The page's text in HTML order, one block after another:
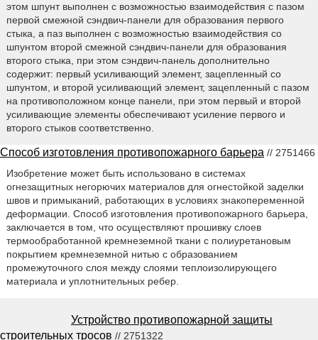
этом шпунт выполнен с возможностью взаимодействия с пазом
первой смежной сэндвич-панели для образования первого
стыка, а паз выполнен с возможностью взаимодействия со
шпунтом второй смежной сэндвич-панели для образования
второго стыка, при этом сэндвич-панель дополнительно
содержит: первый усиливающий элемент, зацепленный со
шпунтом, и второй усиливающий элемент, зацепленный с пазом
на противоположном конце панели, при этом первый и второй
усиливающие элементы обеспечивают усиление первого и
второго стыков соответственно.
Способ изготовления противопожарного барьера // 2751466
Изобретение может быть использовано в системах
огнезащитных негорючих материалов для огнестойкой заделки
швов и примыканий, работающих в условиях знакопеременной
деформации. Способ изготовления противопожарного барьера,
заключается в том, что осуществляют прошивку слоев
термообработанной кремнеземной ткани с полиуретановым
покрытием кремнеземной нитью с образованием
промежуточного слоя между слоями теплоизолирующего
материала и уплотнительных ребер.
Устройство противопожарной защиты
строительных тросов // 2751322